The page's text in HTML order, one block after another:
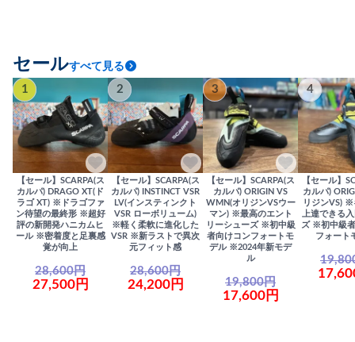
セールすべて見る
1
【セール】SCARPA(ス
カルパ) DRAGO XT(ド
ラゴ XT) ※ドラゴファ
ン待望の最終形 ※超好
評の新開発ハニカムヒ
ール ※密着度と足裏感
覚が向上
28,600円
27,500円
2
【セール】SCARPA(ス
カルパ) INSTINCT VSR
LV(インスティンクト
VSR ローボリューム)
※軽く柔軟に進化した
VSR ※新ラストで異次
元フィット感
28,600円
24,200円
3
【セール】SCARPA(ス
カルパ) ORIGIN VS
WMN(オリジンVSウー
マン) ※最高のエント
リーシューズ ※初中級
者向けコンフォートモ
デル ※2024年新モデ
ル
19,800円
17,600円
4
【セール】
カルパ)
リジンVS) ※
上達できる
ズ ※初中級
フォート